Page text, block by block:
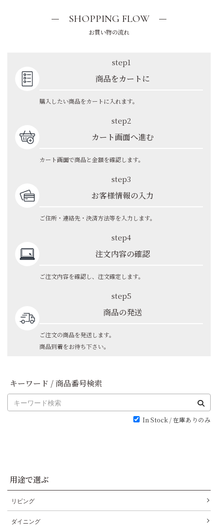
SHOPPING FLOW
お買い物の流れ
step1
商品をカートに
購入したい商品をカートに入れます。
step2
カート画面へ進む
カート画面で商品と金額を確認します。
step3
お客様情報の入力
ご住所・連絡先・決済方法等を入力します。
step4
注文内容の確認
ご注文内容を確認し、注文確定します。
step5
商品の発送
ご注文の商品を発送します。
商品到着をお待ち下さい。
キーワード / 商品番号検索
In Stock / 在庫ありのみ
用途で選ぶ
リビング
ダイニング